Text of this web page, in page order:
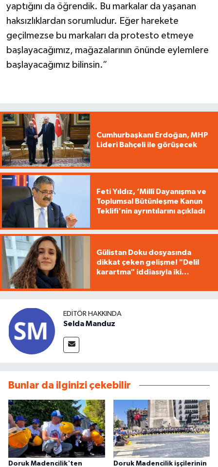
yaptığını da öğrendik. Bu markalar da yaşanan
haksızlıklardan sorumludur. Eğer harekete
geçilmezse bu markaları da protesto etmeye
başlayacağımız, mağazalarının önünde eylemlere
başlayacağımız bilinsin.”
Cumhurbaşkanı Erdoğan, MHP
Lideri Bahçeli ile görüşecek
Feti Yıldız, ‘Millî Dayanışma ve
Toplumsal Bütünleşme Kanun
Teklifi'nin ayrıntılarını açıkladı
Gülistan Doku dosyasında
dikkat çeken gelişme! "Delil
karartma" iddiasıyla iki
EDITÖR HAKKINDA
Selda Manduz
Bunlar da ilginizi çekebilir
Doruk Madencilik'ten Doruk Madencilik işçilerinin